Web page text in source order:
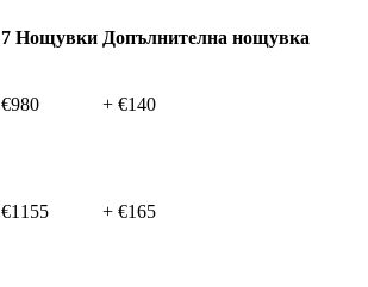
7 Нощувки Допълнителна нощувка
€980 + €140
€1155 + €165